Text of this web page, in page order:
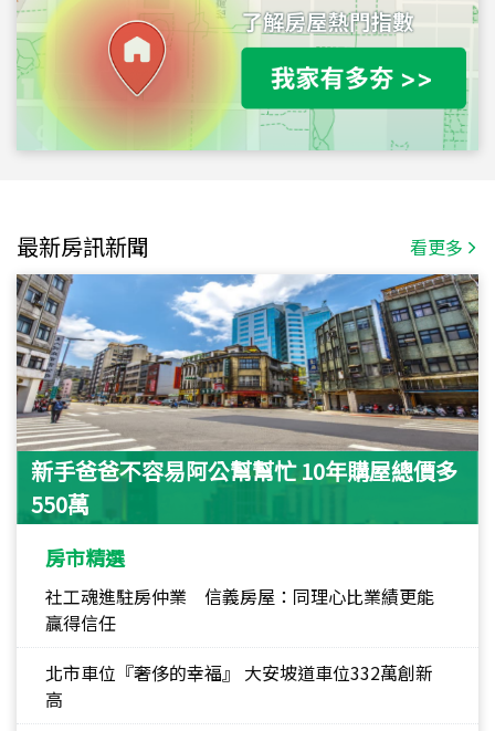
最新房訊新聞 看更多
新手爸爸不容易阿公幫幫忙 10年購屋總價多
550萬
房市精選
社工魂進駐房仲業 信義房屋：同理心比業績更能
贏得信任
北市車位『奢侈的幸福』 大安坡道車位332萬創新
高